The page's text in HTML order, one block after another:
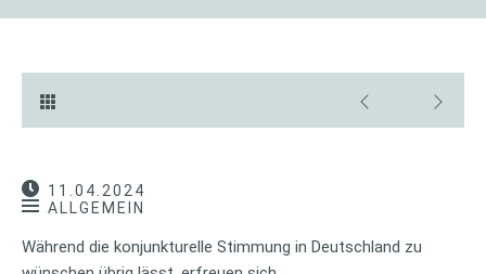
11.04.2024
ALLGEMEIN
Während die konjunkturelle Stimmung in Deutschland zu